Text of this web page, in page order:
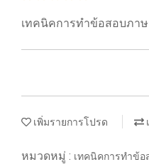
เทคนิคการทำข้อสอบภา
เพิ่มรายการโปรด
หมวดหมู่ : เทคนิคการทำข้อ